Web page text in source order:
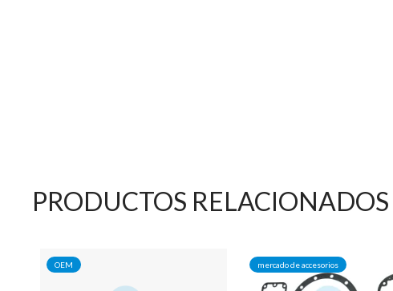
PRODUCTOS RELACIONADOS
OEM mercado de accesorios